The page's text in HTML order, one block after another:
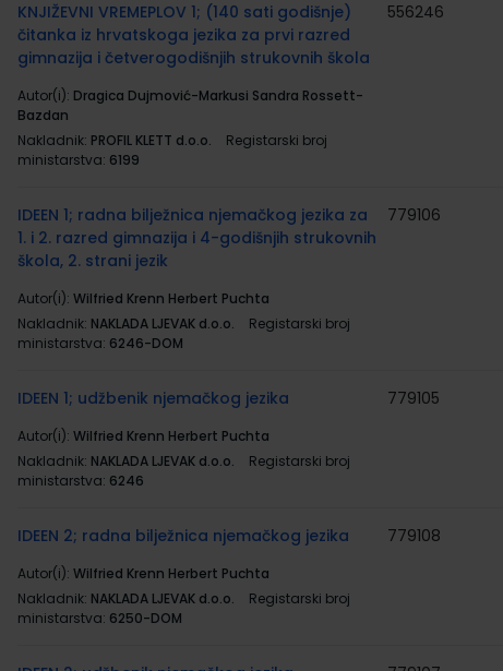
KNJIŽEVNI VREMEPLOV 1; (140 sati godišnje)
čitanka iz hrvatskoga jezika za prvi razred
gimnazija i četverogodišnjih strukovnih škola
Autor(i): Dragica Dujmović-Markusi Sandra Rossett-
Bazdan
Nakladnik: PROFIL KLETT d.o.o.
Registarski broj
ministarstva: 6199
556246
IDEEN 1; radna bilježnica njemačkog jezika za
1. i 2. razred gimnazija i 4-godišnjih strukovnih
škola, 2. strani jezik
Autor(i): Wilfried Krenn Herbert Puchta
Nakladnik: NAKLADA LJEVAK d.o.o.
Registarski broj
ministarstva: 6246-DOM
779106
IDEEN 1; udžbenik njemačkog jezika
Autor(i): Wilfried Krenn Herbert Puchta
Nakladnik: NAKLADA LJEVAK d.o.o.
Registarski broj
ministarstva: 6246
779105
IDEEN 2; radna bilježnica njemačkog jezika
Autor(i): Wilfried Krenn Herbert Puchta
Nakladnik: NAKLADA LJEVAK d.o.o.
Registarski broj
ministarstva: 6250-DOM
779108